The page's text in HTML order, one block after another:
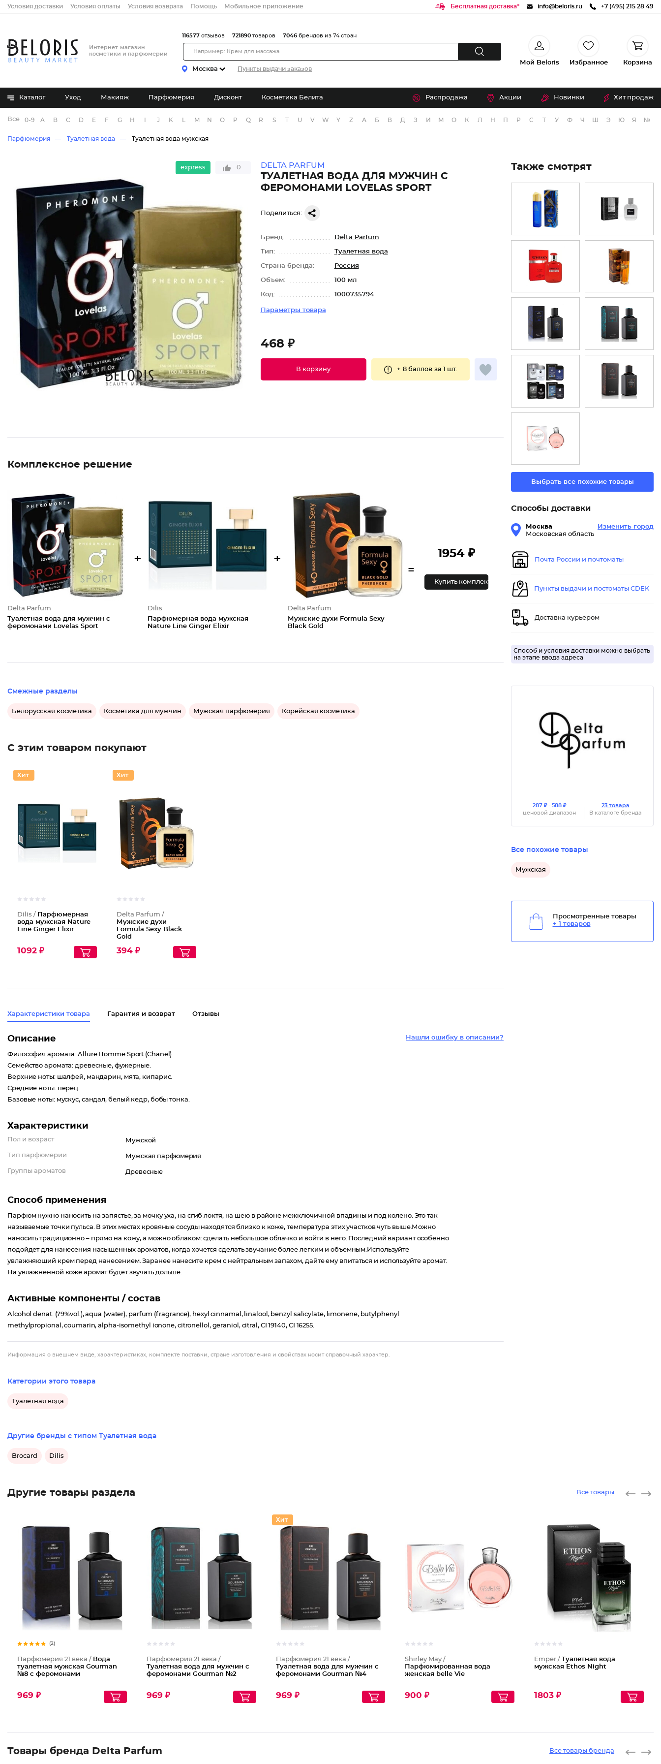
Условия доставки Условия оплаты Условия возврата Помощь Мобильное приложение Бесплатная доставка* info@beloris.ru +7 (495) 215 28 49
Интернет-магазин
косметики и парфюмерии
Москва Пункты выдачи заказов
116577 отзывов 721890 товаров 7046 брендов из 74 стран
Мой Beloris Избранное Корзина
Каталог Уход Макияж Парфюмерия Дисконт Косметика Белита Распродажа Акции Новинки Хит продаж
Все бренды
0-9 A B C D E F G H J K M N O P Q R S T U V W Y Z А Б В Д З И М О К Л Н П Р С Т У Ф Ч Э Ю Я №
Парфюмерия Туалетная вода Туалетная вода мужская
express 0 DELTA PARFUM
ТУАЛЕТНАЯ ВОДА ДЛЯ МУЖЧИН С
ФЕРОМОНАМИ LOVELAS SPORT
Поделиться:
Бренд: Delta Parfum
Тип: Туалетная вода
Страна бренда: Россия
Объем: 100 мл
Код: 1000735794
Параметры товара
468 ₽
В корзину + 8 баллов за 1 шт.
Комплексное решение
Delta Parfum
Туалетная вода для мужчин с
феромонами Lovelas Sport
+
Dilis
Парфюмерная вода мужская
Nature Line Ginger Elixir
+
Delta Parfum
Мужские духи Formula Sexy
Black Gold
=
1954 ₽
Купить комплект
Смежные разделы
Белорусская косметика Косметика для мужчин Мужская парфюмерия Корейская косметика
С этим товаром покупают
Dilis / Парфюмерная
вода мужская Nature
Line Ginger Elixir
1092 ₽
Delta Parfum /
Мужские духи
Formula Sexy Black
Gold
394 ₽
Характеристики товара Гарантия и возврат Отзывы
Нашли ошибку в описании?
Описание
Философия аромата: Allure Homme Sport (Chanel).
Семейство аромата: древесные, фужерные.
Верхние ноты: шалфей, мандарин, мята, кипарис.
Средние ноты: перец.
Базовые ноты: мускус, сандал, белый кедр, бобы тонка.
Характеристики
Пол и возраст Мужской
Тип парфюмерии Мужская парфюмерия
Группы ароматов Древесные
Способ применения
Парфюм нужно наносить на запястье, за мочку уха, на сгиб локтя, на шею в районе межключичной впадины и под колено. Это так
называемые точки пульса. В этих местах кровяные сосуды находятся близко к коже, температура этих участков чуть выше.Можно
наносить традиционно – прямо на кожу, а можно облаком: сделать небольшое облачко и войти в него. Последний вариант особенно
подойдет для нанесения насыщенных ароматов, когда хочется сделать звучание более легким и объемным.Используйте
увлажняющий крем перед нанесением. Заранее нанесите крем с нейтральным запахом, дайте ему впитаться и используйте аромат.
На увлажненной коже аромат будет звучать дольше.
Активные компоненты / состав
Alcohol denat. (79%vol.), aqua (water), parfum (fragrance), hexyl cinnamal, linalool, benzyl salicylate, limonene, butylphenyl
methylpropional, coumarin, alpha-isomethyl ionone, citronellol, geraniol, citral, CI 19140, CI 16255.
Информация о внешнем виде, характеристиках, комплекте поставки, стране изготовления и свойствах носит справочный характер.
Также смотрят
Выбрать все похожие товары
Способы доставки
Москва
Московская область
Изменить город
Почта России и почтоматы
Пункты выдачи и постоматы CDEK
Доставка курьером
Способ и условия доставки можно выбрать
на этапе ввода адреса
287 ₽ - 588 ₽
ценовой диапазон
23 товара
В каталоге бренда
Все похожие товары
Мужская
Просмотренные товары
+ 1 товаров
Категории этого товара
Туалетная вода
Другие бренды с типом Туалетная вода
Brocard Dilis
Другие товары раздела Все товары
(2)
Парфюмерия 21 века / Вода
туалетная мужская Gourman
№8 с феромонами
969 ₽
Парфюмерия 21 века /
Туалетная вода для мужчин с
феромонами Gourman №2
969 ₽
Парфюмерия 21 века /
Туалетная вода для мужчин с
феромонами Gourman №4
969 ₽
Shirley May /
Парфюмированная вода
женская belle Vie
900 ₽
Emper /Туалетная вода
мужская Ethos Night
1803 ₽
Товары бренда Delta Parfum Все товары бренда